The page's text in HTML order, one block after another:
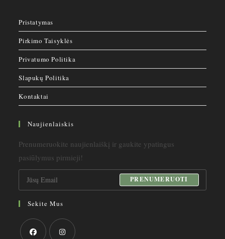
Pristatymas
Pirkimo Taisyklės
Privatumo Politika
Slapukų Politika
Kontaktai
Naujienlaiskis
Prenumeruokite naujienlaiškį ir gaukite ypatingus
pasiūlymus pirmieji!
PRENUMERUOTI
Sekite Mus